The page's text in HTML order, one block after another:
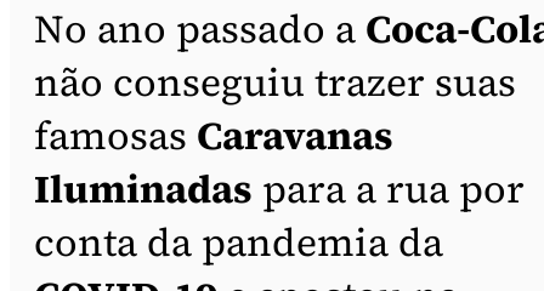
No ano passado a Coca-
não conseguiu trazer suas
famosas Caravanas
Iluminadas para a rua por
conta da pandemia da